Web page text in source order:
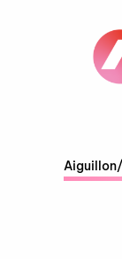
Aiguillon/